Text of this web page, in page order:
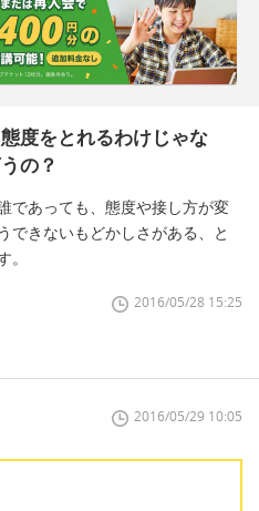
度をとれるわけじゃな
の？
であっても、態度や接し方が変
できないもどかしさがある、と
2016/05/28 15:25
2016/05/29 10:05